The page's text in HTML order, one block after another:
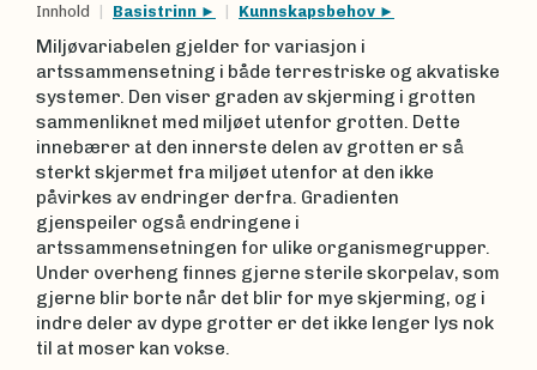
Innhold Basistrinn Kunnskapsbehov
Miljøvariabelen gjelder for variasjon i
artssammensetning i både terrestriske og akvatiske
systemer. Den viser graden av skjerming i grotten
sammenliknet med miljøet utenfor grotten. Dette
innebærer at den innerste delen av grotten er så
sterkt skjermet fra miljøet utenfor at den ikke
påvirkes av endringer derfra. Gradienten
gjenspeiler også endringene i
artssammensetningen for ulike organismegrupper.
Under overheng finnes gjerne sterile skorpelav, som
gjerne blir borte når det blir for mye skjerming, og i
indre deler av dype grotter er det ikke lenger lys nok
til at moser kan vokse.